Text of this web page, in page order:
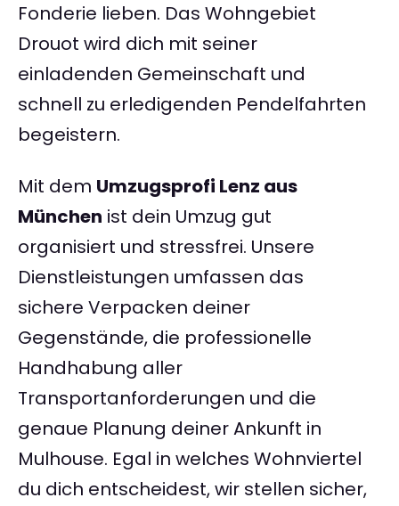
Fonderie lieben. Das Wohngebiet
Drouot wird dich mit seiner
einladenden Gemeinschaft und
schnell zu erledigenden Pendelfahrten
begeistern.
Mit dem Umzugsprofi Lenz aus
München ist dein Umzug gut
organisiert und stressfrei. Unsere
Dienstleistungen umfassen das
sichere Verpacken deiner
Gegenstände, die professionelle
Handhabung aller
Transportanforderungen und die
genaue Planung deiner Ankunft in
Mulhouse. Egal in welches Wohnviertel
du dich entscheidest, wir stellen sicher,